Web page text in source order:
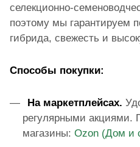
селекционно-
поэтому мы гарантируем
гибрида, свежесть и
Способы покупки:
На маркетплейсах.
регулярными акциями.
магазины: Ozon (Дом и